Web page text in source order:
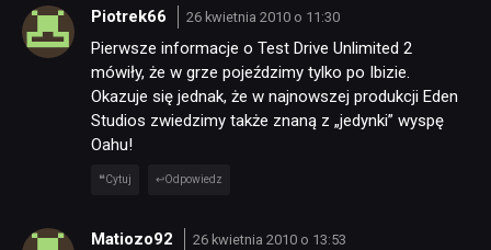
Piotrek66 26 kwietnia 2010 o 11:30
Pierwsze informacje o Test Drive Unlimited 2
mówiły, że w grze pojeździmy tylko po Ibizie.
Okazuje się jednak, że w najnowszej produkcji Eden
Studios zwiedzimy także znaną z „jedynki” wyspę
Oahu!
Cytuj Odpowiedz
Matiozo92 26 kwietnia 2010 o 13:53